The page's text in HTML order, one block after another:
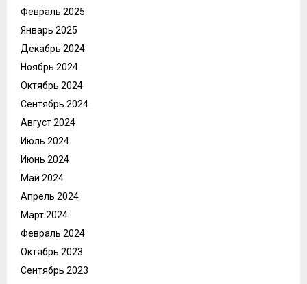
Февраль 2025
Январь 2025
Декабрь 2024
Ноябрь 2024
Октябрь 2024
Сентябрь 2024
Август 2024
Июль 2024
Июнь 2024
Май 2024
Апрель 2024
Март 2024
Февраль 2024
Октябрь 2023
Сентябрь 2023